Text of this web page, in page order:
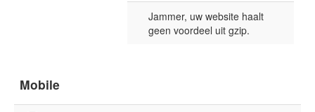
Jammer, uw website haalt
geen voordeel uit gzip.
Mobile